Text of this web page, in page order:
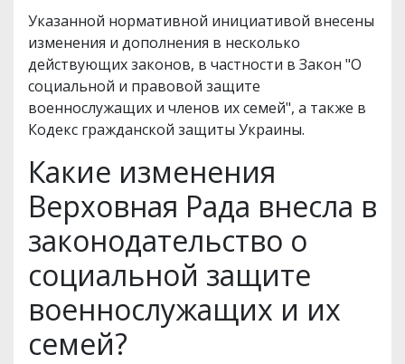
Указанной нормативной инициативой внесены
изменения и дополнения в несколько
действующих законов, в частности в Закон "О
социальной и правовой защите
военнослужащих и членов их семей", а также в
Кодекс гражданской защиты Украины.
Какие изменения
Верховная Рада внесла в
законодательство о
социальной защите
военнослужащих и их
семей?